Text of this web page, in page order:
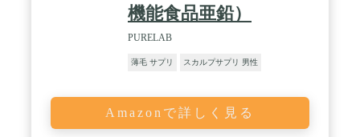
機能食品亜鉛）
PURELAB
薄毛 サプリ スカルプサプリ 男性
Amazonで詳しく見る